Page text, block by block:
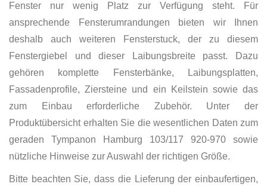
Fenster nur wenig Platz zur Verfügung steht. Für
ansprechende Fensterumrandungen bieten wir Ihnen
deshalb auch weiteren Fensterstuck, der zu diesem
Fenstergiebel und dieser Laibungsbreite passt. Dazu
gehören komplette Fensterbänke, Laibungsplatten,
Fassadenprofile, Ziersteine und ein Keilstein sowie das
zum Einbau erforderliche Zubehör. Unter der
Produktübersicht erhalten Sie die wesentlichen Daten zum
geraden Tympanon Hamburg 103/117 920-970 sowie
nützliche Hinweise zur Auswahl der richtigen Größe.
Bitte beachten Sie, dass die Lieferung der einbaufertigen,